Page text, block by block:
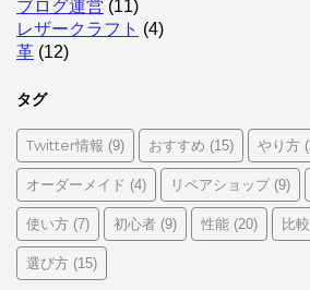
ブログ運営 (11)
レザークラフト (4)
革 (12)
タグ
Twitter情報 (9) おすすめ (15) やり方
オーダーメイド (4) リペアショップ(9)
使い方 (7) 初心者 (9) 性能 (20) 比較
選び方 (15)